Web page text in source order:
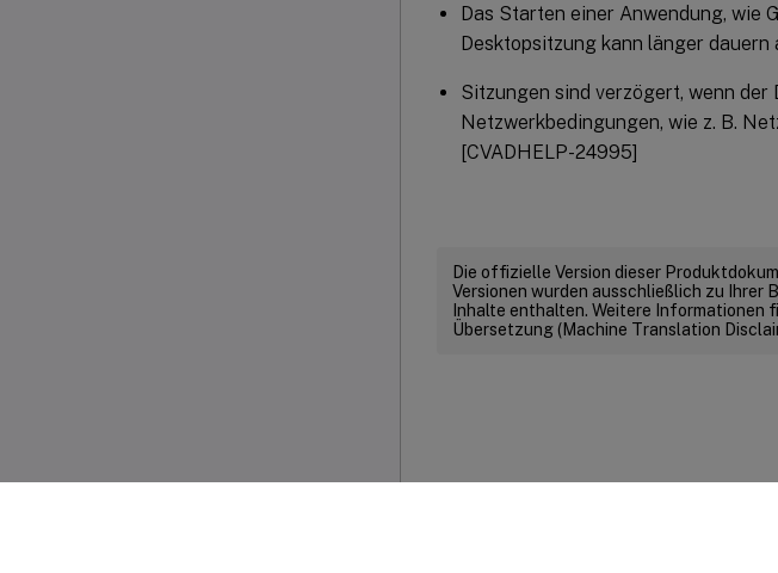
Das Starten einer Anwendung, wie
Desktopsitzung kann länger
Sitzungen sind verzögert, wenn
Netzwerkbedingungen, wie z. B.
[CVADHELP-24995]
Die offizielle Version dieser
Versionen wurden ausschließlich zu
Inhalte enthalten. Weitere Informationen
Übersetzung (Machine Translation